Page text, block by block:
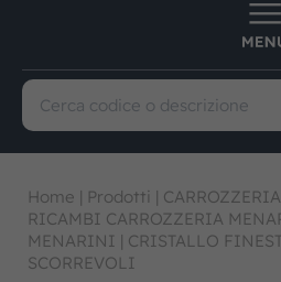
Home | Prodotti |
RICAMBI CARROZZERIA
MENARINI | CRISTALLO
SCORREVOLI